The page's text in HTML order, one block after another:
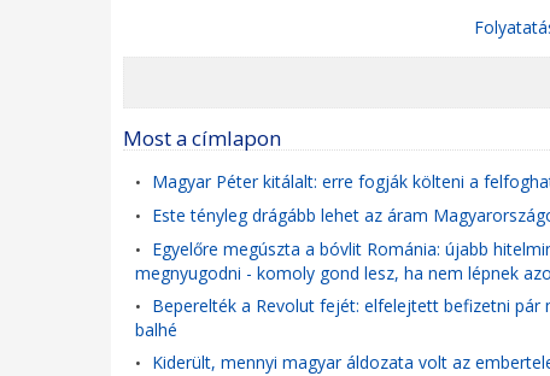
Most a címlapon
• Magyar Péter kitálalt: erre fogják költeni a
• Este tényleg drágább lehet az áram
• Egyelőre megúszta a bóvlit Románia: újabb
megnyugodni - komoly gond lesz, ha nem lépnek
• Beperelték a Revolut fejét: elfelejtett befizetni
balhé
• Kiderült, mennyi magyar áldozata volt az